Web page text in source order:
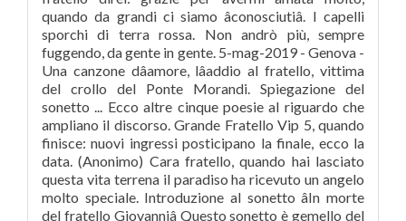
quando da grandi ci siamo âconosciutiâ. I capelli
sporchi di terra rossa. Non andrò più, sempre
fuggendo, da gente in gente. 5-mag-2019 - Genova -
Una canzone dâamore, lâaddio al fratello, vittima
del crollo del Ponte Morandi. Spiegazione del
sonetto ... Ecco altre cinque poesie al riguardo che
ampliano il discorso. Grande Fratello Vip 5, quando
finisce: nuovi ingressi posticipano la finale, ecco la
data. (Anonimo) Cara fratello, quando hai lasciato
questa vita terrena il paradiso ha ricevuto un angelo
molto speciale. Introduzione al sonetto âIn morte
del fratello Giovanniâ Questo sonetto è gemello del